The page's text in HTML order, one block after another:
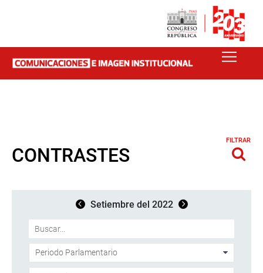
CONTRASTES
FILTRAR
Setiembre del 2022